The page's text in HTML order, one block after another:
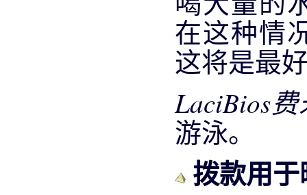
在这种情
这将是最
LaciBios
游泳。
拨款用